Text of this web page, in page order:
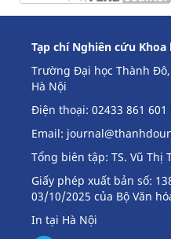
Tạp chí Nghiên cứu
Trường Đại học Thành
Hà Nội
Điện thoại: 02433 861 601
Email:
Tổng biên tập: TS. Vũ Thị
Giấy phép xuất bản số:
03/10/2025 của Bộ Văn
In tại Hà Nội